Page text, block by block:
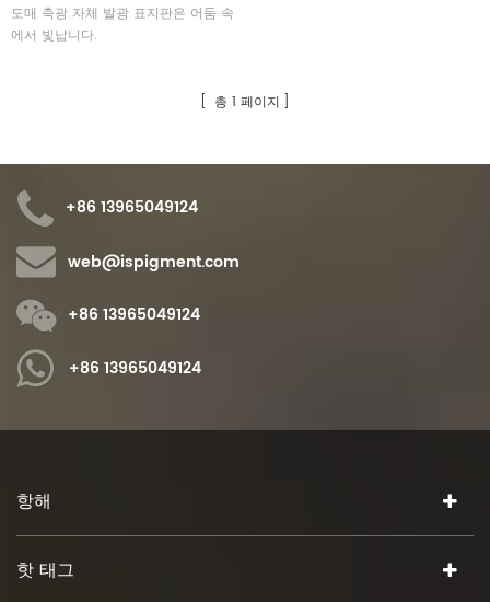
도매 축광 자체 발광 표지판은 어둠 속
에서 빛납니다.
총 1 페이지
+86 13965049124
web@ispigment.com
+86 13965049124
+86 13965049124
항해
핫 태그